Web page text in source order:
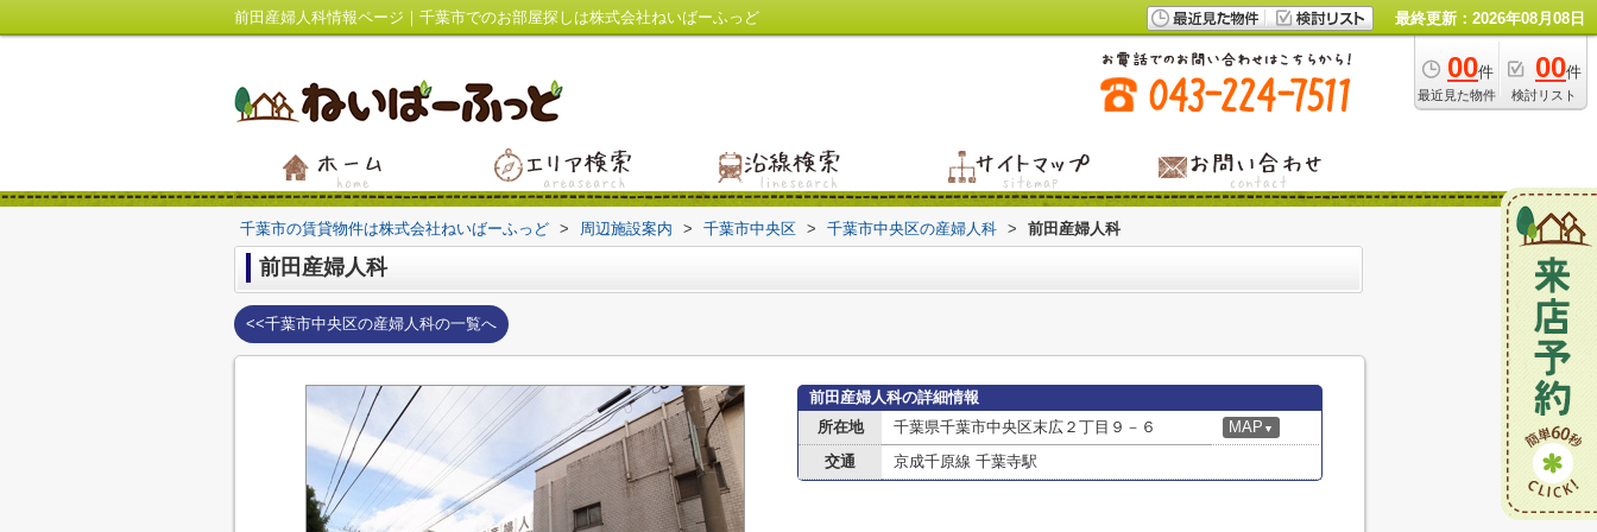
前田産婦人科情報ページ｜千葉市でのお部屋探しは株式会社ねいばーふっど 最終更新：2026年08月08日
00件
最近見た物件
00件
検討リスト
千葉市の賃貸物件は株式会社ねいばーふっど > 周辺施設案内 > 千葉市中央区 > 千葉市中央区の産婦人科 > 前田産婦人科
前田産婦人科
<<千葉市中央区の産婦人科の一覧へ
前田産婦人科の詳細情報
所在地
千葉県千葉市中央区末広２丁目９－６ MAP ▼
交通 京成千原線 千葉寺駅